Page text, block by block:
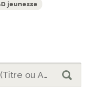
jeunesse